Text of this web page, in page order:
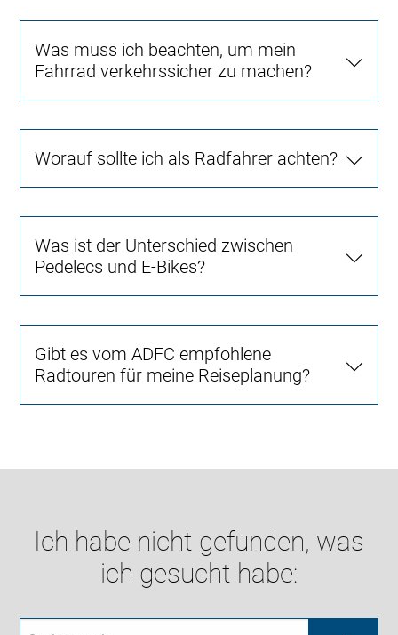
Was muss ich beachten, um mein
Fahrrad verkehrssicher zu machen?
Worauf sollte ich als Radfahrer achten?
Was ist der Unterschied zwischen
Pedelecs und E-Bikes?
Gibt es vom ADFC empfohlene
Radtouren für meine Reiseplanung?
Ich habe nicht gefunden, was
ich gesucht habe: